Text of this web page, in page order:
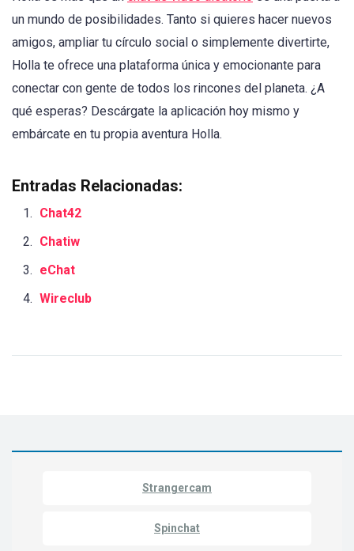
un mundo de posibilidades. Tanto si quieres hacer nuevos
amigos, ampliar tu círculo social o simplemente divertirte,
Holla te ofrece una plataforma única y emocionante para
conectar con gente de todos los rincones del planeta. ¿A
qué esperas? Descárgate la aplicación hoy mismo y
embárcate en tu propia aventura Holla.
Entradas Relacionadas:
Chat42
Chatiw
eChat
Wireclub
Strangercam
Spinchat